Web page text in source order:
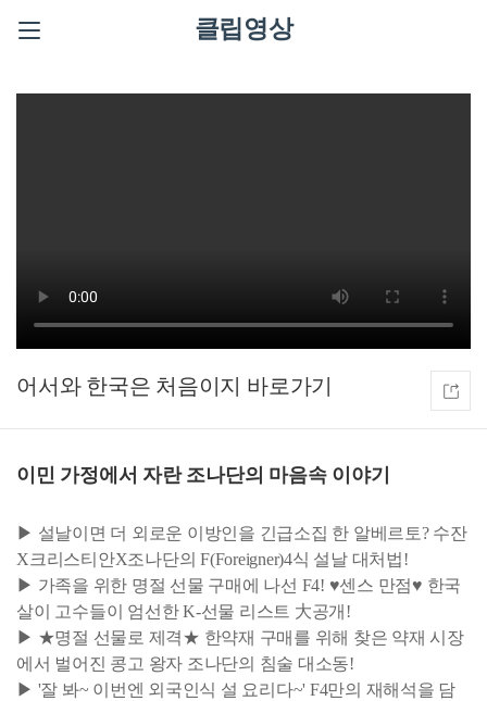
클립영상
어서와 한국은 처음이지
이민 가정에서 자란 조나단의 마음속 이야기
▶ 설날이면 더 외로운 이방인을 긴급소집 한 알베르토? 수잔
X크리스티안X조나단의 F(Foreigner)4식 설날 대처법!
▶ 가족을 위한 명절 선물 구매에 나선 F4! ♥센스 만점♥ 한국
살이 고수들이 엄선한 K-선물 리스트 大공개!
▶ ★명절 선물로 제격★ 한약재 구매를 위해 찾은 약재 시장
에서 벌어진 콩고 왕자 조나단의 침술 대소동!
▶ '잘 봐~ 이번엔 외국인식 설 요리다~' F4만의 재해석을 담